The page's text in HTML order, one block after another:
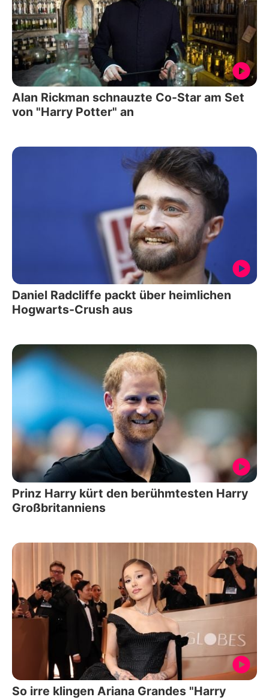
Alan Rickman schnauzte Co-Star am Set
von "Harry Potter" an
Daniel Radcliffe packt über heimlichen
Hogwarts-Crush aus
Prinz Harry kürt den berühmtesten Harry
Großbritanniens
So irre klingen Ariana Grandes "Harry